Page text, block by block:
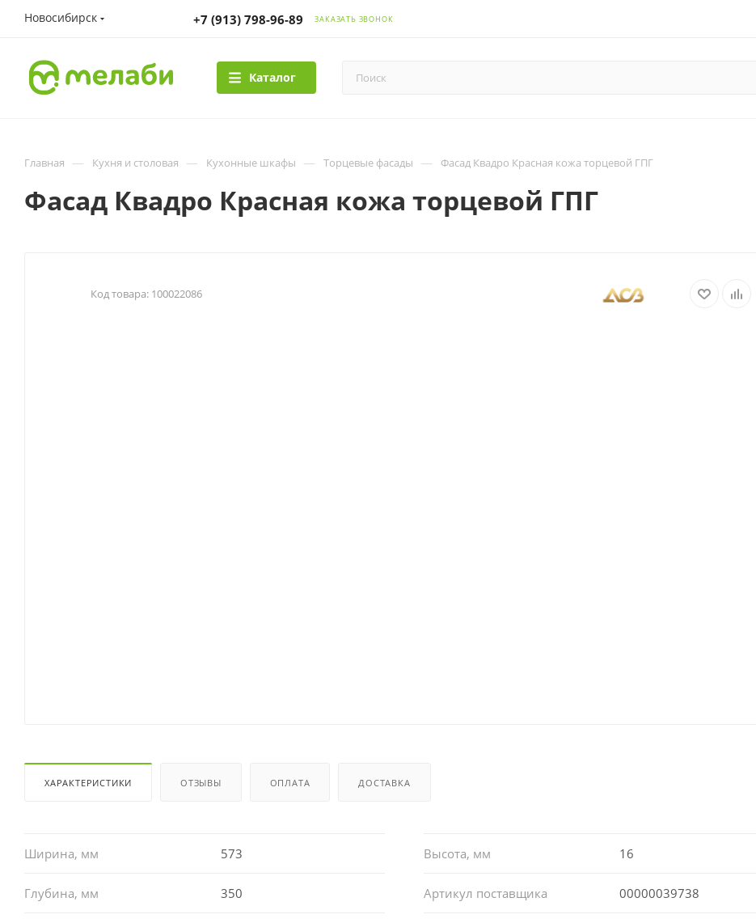
Новосибирск +7 (913) 798-96-89 ЗАКАЗАТЬ ЗВОНОК
Каталог
Главная — Кухня и столовая — Кухонные шкафы — Торцевые фасады — Фасад Квадро Красная кожа торцевой ГПГ
Фасад Квадро Красная кожа торцевой ГПГ
Код товара: 100022086
ХАРАКТЕРИСТИКИ ОТЗЫВЫ ОПЛАТА ДОСТАВКА
Ширина, мм 573 Высота, мм 16
Глубина, мм 350 Артикул поставщика 00000039738